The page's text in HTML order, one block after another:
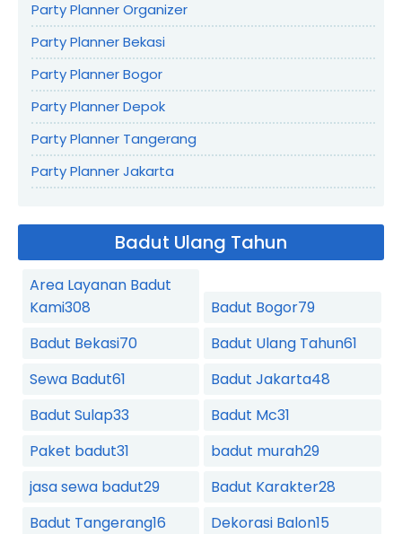
Party Planner Organizer
Party Planner Bekasi
Party Planner Bogor
Party Planner Depok
Party Planner Tangerang
Party Planner Jakarta
Badut Ulang Tahun
Area Layanan Badut
Kami308 Badut Bogor79
Badut Bekasi70 Badut Ulang Tahun61
Sewa Badut61 Badut Jakarta48
Badut Sulap33 Badut Mc31
Paket badut31 badut murah29
jasa sewa badut29 Badut Karakter28
Badut Tangerang16 Dekorasi Balon15